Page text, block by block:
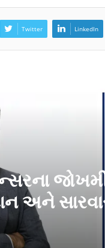
Twitter LinkedIn
અને